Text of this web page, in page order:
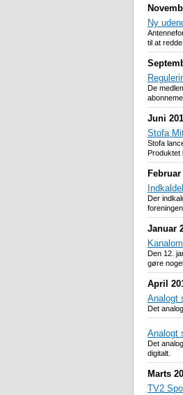
Ny
til at redde
De
Juni
Stofa
Stofa
Produktet
Februar
Der
Januar
Den 12.
gøre
April
Analogt
Det
Analogt
Det
digitalt.
Marts
TV2